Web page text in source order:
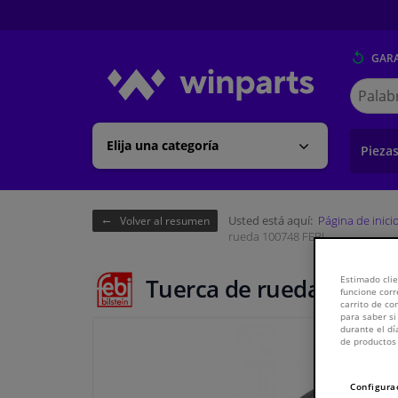
Elija una categoría
Buscar
en
Volver al resumen Usted está aquí: Página de inicio
rueda 100748 FEBI
Tuerca de rueda
Estimado
funcione
carrito de
para saber
durante el
de